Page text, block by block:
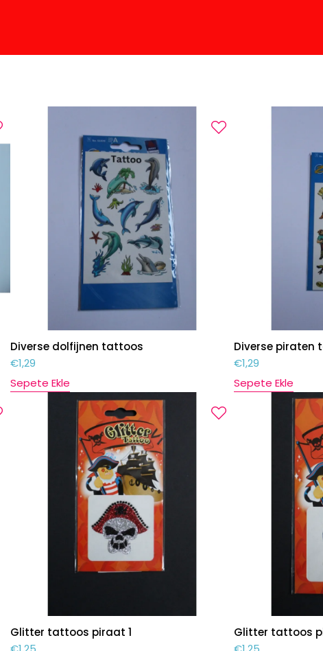
Diverse dolfijnen tattoos
€1,29
Sepete Ekle
Diverse piraten
€1,29
Sepete Ekle
Glitter tattoos piraat 1
Glitter tattoos